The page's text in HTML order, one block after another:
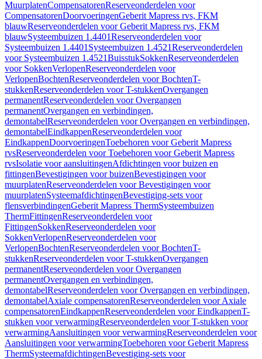
MuurplatenCompensatorenReserveonderdelen voor
CompensatorenDoorvoeringenGeberit Mapress rvs, FKM
blauwReserveonderdelen voor Geberit Mapress rvs, FKM
blauwSysteembuizen 1.4401Reserveonderdelen voor
Systeembuizen 1.4401 Systeembuizen 1.4521Reserveonderdelen
voor Systeembuizen 1.4521BuisstukSokkenReserveonderdelen
voor SokkenVerlopenReserveonderdelen voor
VerlopenBochtenReserveonderdelen voor BochtenT-
stukkenReserveonderdelen voor T-stukkenOvergangen
permanentReserveonderdelen voor Overgangen
permanentOvergangen en verbindingen,
demontabelReserveonderdelen voor Overgangen en verbindingen,
demontabelEindkappenReserveonderdelen voor
EindkappenDoorvoeringenToebehoren voor Geberit Mapress
rvsReserveonderdelen voor Toebehoren voor Geberit Mapress
rvsIsolatie voor aansluitingenAfdichtingen voor buizen en
fittingenBevestigingen voor buizenBevestigingen voor
muurplatenReserveonderdelen voor Bevestigingen voor
muurplatenSysteemafdichtingenBevestiging-sets voor
flensverbindingenGeberit Mapress ThermSysteembuizen
ThermFittingenReserveonderdelen voor
FittingenSokkenReserveonderdelen voor
SokkenVerlopenReserveonderdelen voor
VerlopenBochtenReserveonderdelen voor BochtenT-
stukkenReserveonderdelen voor T-stukkenOvergangen
permanentReserveonderdelen voor Overgangen
permanentOvergangen en verbindingen,
demontabelReserveonderdelen voor Overgangen en verbindingen,
demontabelAxiale compensatorenReserveonderdelen voor Axiale
compensatorenEindkappenReserveonderdelen voor EindkappenT-
stukken voor verwarmingReserveonderdelen voor T-stukken voor
verwarmingAansluitingen voor verwarmingReserveonderdelen voor
Aansluitingen voor verwarmingToebehoren voor Geberit Mapress
ThermSysteemafdichtingenBevestiging-sets voor